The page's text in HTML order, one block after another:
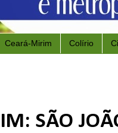
Ceará-Mirim Colírio
SÃO